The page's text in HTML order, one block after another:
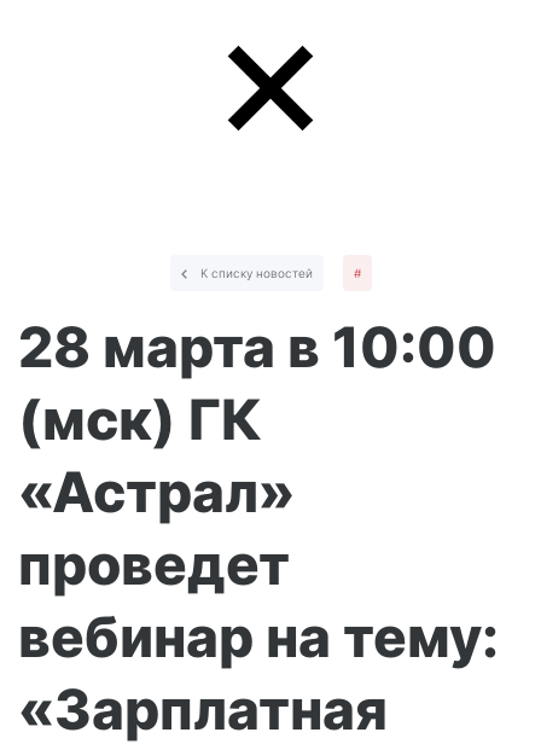
К списку новостей #
28 марта в 10:00
(мск) ГК
«Астрал»
проведет
вебинар на тему:
«Зарплатная